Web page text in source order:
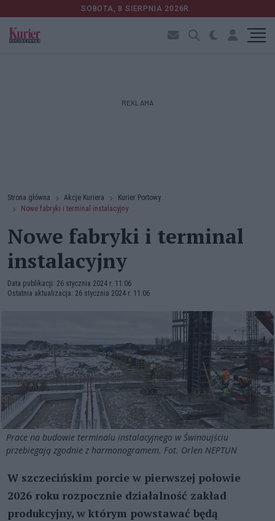
SOBOTA, 8 SIERPNIA 2026R.
REKLAMA
Strona główna Akcje Kuriera
Kurier Portowy
Nowe fabryki i terminal instalacyjny
Nowe fabryki i terminal
instalacyjny
Data publikacji: 26 stycznia 2024 r. 11:06
Ostatnia aktualizacja: 26 stycznia 2024 r. 11:06
Prace na budowie terminalu instalacyjnego w Świnoujściu
przebiegają zgodnie z harmonogramem. Fot. Orlen NEPTUN
W szczecińskim porcie w pierwszej połowie
2026 roku rozpocznie działalność zakład
produkcyjny, w którym powstawać będą